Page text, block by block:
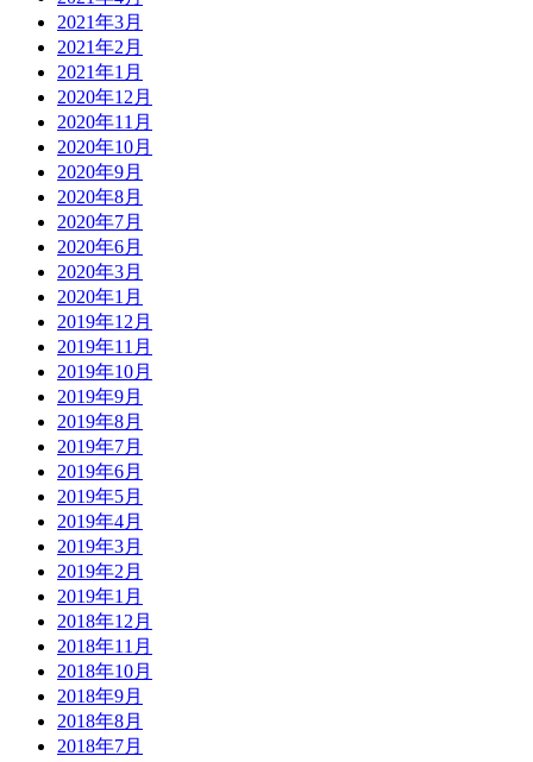
2021年3月
2021年2月
2021年1月
2020年12月
2020年11月
2020年10月
2020年9月
2020年8月
2020年7月
2020年6月
2020年3月
2020年1月
2019年12月
2019年11月
2019年10月
2019年9月
2019年8月
2019年7月
2019年6月
2019年5月
2019年4月
2019年3月
2019年2月
2019年1月
2018年12月
2018年11月
2018年10月
2018年9月
2018年8月
2018年7月